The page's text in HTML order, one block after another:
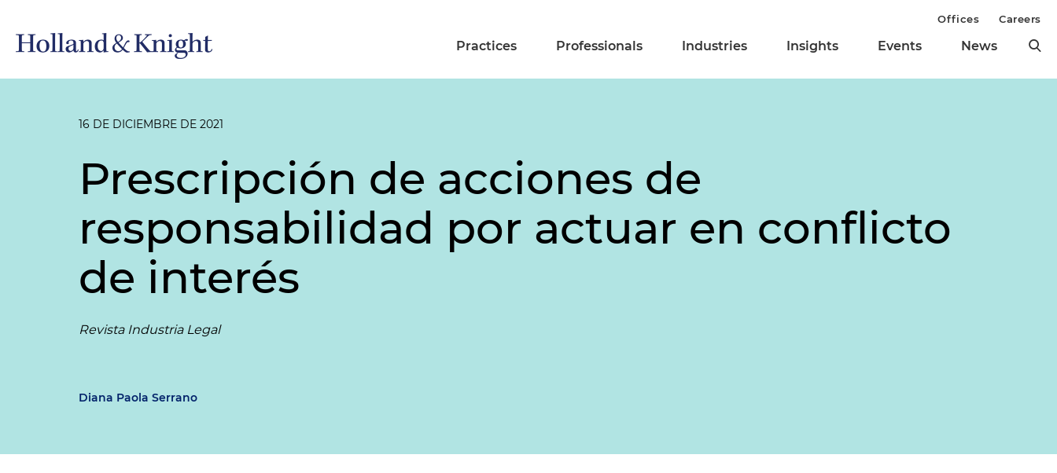
Practices Professionals Industries Insights Events News
Offices Careers
16 DE DICIEMBRE DE 2021
Prescripción de acciones de
responsabilidad por actuar en conflicto
de interés
Revista Industria Legal
Diana Paola Serrano